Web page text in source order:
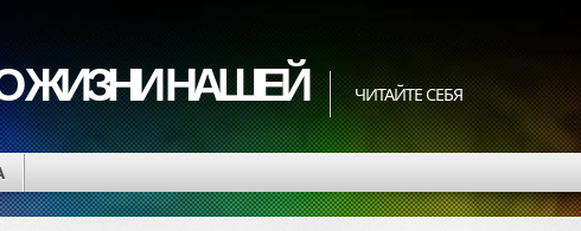
ЖИЗНИ НАШЕЙ ЧИТАЙТЕ СЕБЯ